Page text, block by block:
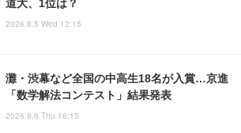
2026.8.5 Wed 12:15
灘・渋幕など全国の中高生18名が入賞…京進
「数学解法コンテスト」結果発表
2026.8.6 Thu 16:15